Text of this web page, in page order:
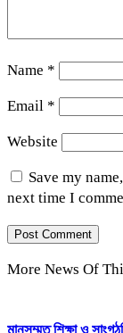
Name *
Email *
Website
Save my
next time I
More News Of